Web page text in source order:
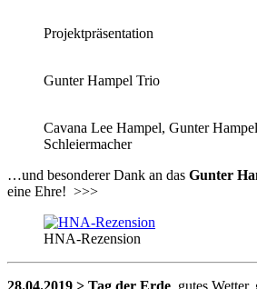
Projektpräsentation
Gunter Hampel Trio
Cavana Lee Hampel, Gunter
Schleiermacher
…und besonderer Dank an das Gunter
eine Ehre! >>>
HNA-Rezension
28.04.2019 > Tag der Erde, gutes